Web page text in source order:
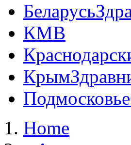
Беларусь
КМВ
Крым
Подмосковье
Home